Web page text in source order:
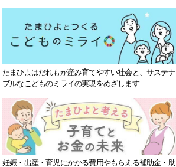
たまひよはだれもが産み育てやすい社会と、サステナ
ブルなこどものミライの実現をめざします
妊娠・出産・育児にかかる費用やもらえる補助金・助